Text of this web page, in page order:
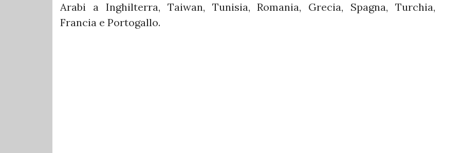
Arabi a Inghilterra, Taiwan, Tunisia, Romania, Grecia, Spagna, Turchia,
Francia e Portogallo.